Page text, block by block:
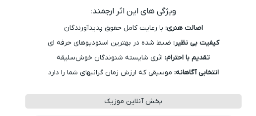
ویژگی ‌های این اثر ارجمند:
اصالت هنری: با رعایت کامل حقوق پدیدآورندگان
کیفیت بی ‌نظیر: ضبط شده در بهترین استودیوهای حرفه ‌ای
تقدیم با احترام:اثری شایسته شنوندگان خوش‌سلیقه
انتخابی آگاهانه: موسیقی که ارزش زمان گرانبهای شما را دارد
مطالب پیشنهادی